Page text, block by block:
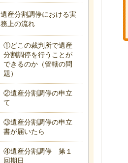
遺産分割調停における実
務上の流れ
①どこの裁判所で遺産
分割調停を行うことが
できるのか（管轄の問
題）
②遺産分割調停の申立
て
③遺産分割調停の申立
書が届いたら
④遺産分割調停 第１
回期日